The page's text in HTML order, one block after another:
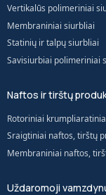
Vertikalūs polimeriniai
Membraniniai siurbliai
Statinių ir talpų siurbliai
Savisiurbiai polimeriniai
Naftos ir tirštų
Rotoriniai
Sraigtiniai naftos, tirštų
Membraniniai naftos,
Uždaromoji